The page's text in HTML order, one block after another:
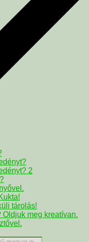
2
tárolás!
Oldjuk meg kreatívan.